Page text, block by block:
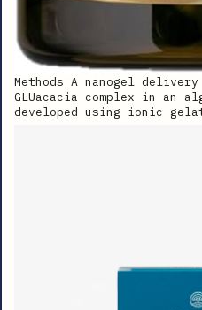
Methods A nanogel delivery
GLUacacia complex in an
developed using ionic